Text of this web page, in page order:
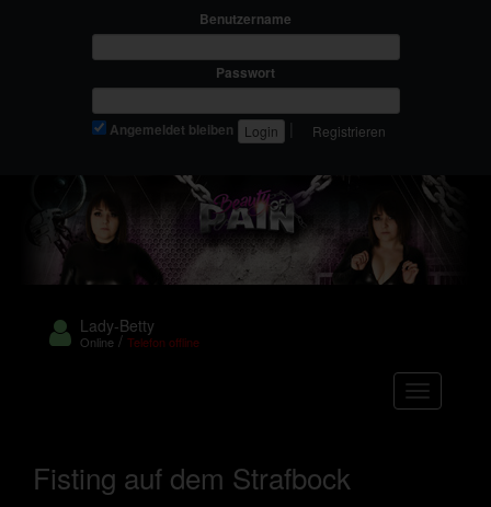
Benutzername
Passwort
Angemeldet bleiben Registrieren
Lady-Betty
Online /Telefon offline
Fisting auf dem Strafbock